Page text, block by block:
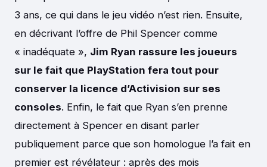
3 ans, ce qui dans le jeu vidéo n’est rien. Ensuite,
en décrivant l’offre de Phil Spencer comme
« inadéquate », Jim Ryan rassure les joueurs
sur le fait que PlayStation fera tout pour
conserver la licence d’Activision sur ses
consoles. Enfin, le fait que Ryan s’en prenne
directement à Spencer en disant parler
publiquement parce que son homologue l’a fait en
premier est révélateur : après des mois